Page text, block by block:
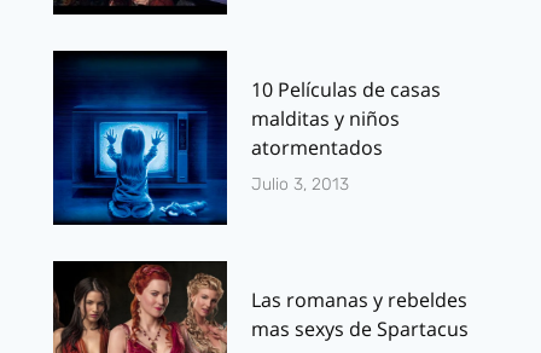
10 Películas de casas
malditas y niños
atormentados
Julio 3, 2013
Las romanas y rebeldes
mas sexys de Spartacus